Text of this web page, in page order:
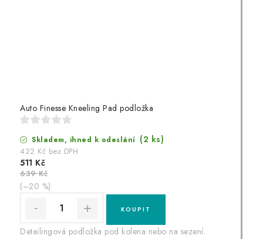
Auto Finesse Kneeling Pad podložka
Skladem, ihned k odeslání (2 ks)
422 Kč bez DPH
511 Kč
639 Kč
(–20 %)
Detailingová podložka pod kolena nebo na sezení.